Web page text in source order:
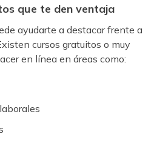
que te den ventaja
ayudarte a destacar frente a
cursos gratuitos o muy
en línea en áreas como: